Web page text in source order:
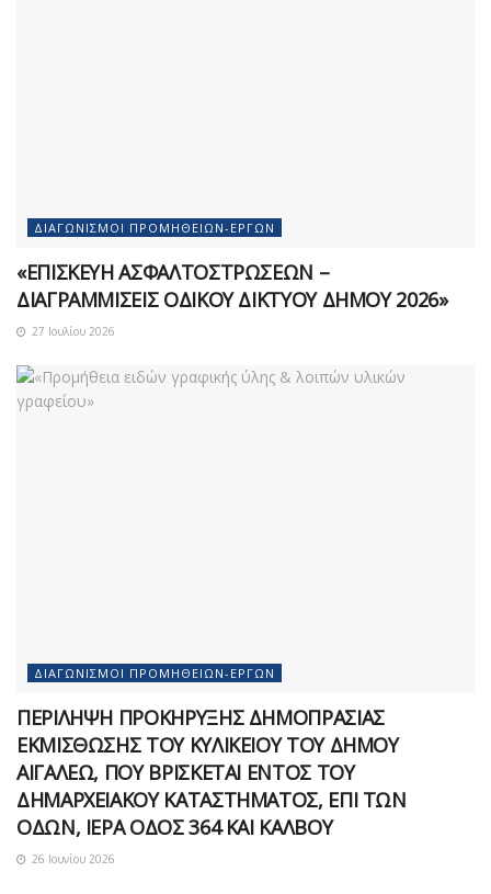
ΔΙΑΓΩΝΙΣΜΟΊ ΠΡΟΜΗΘΕΙΏΝ-ΈΡΓΩΝ
«ΕΠΙΣΚΕΥΗ ΑΣΦΑΛΤΟΣΤΡΩΣΕΩΝ –
ΔΙΑΓΡΑΜΜΙΣΕΙΣ ΟΔΙΚΟΥ ΔΙΚΤΥΟΥ ΔΗΜΟΥ 2026»
27 Ιουλίου 2026
ΔΙΑΓΩΝΙΣΜΟΊ ΠΡΟΜΗΘΕΙΏΝ-ΈΡΓΩΝ
ΠΕΡΙΛΗΨΗ ΠΡΟΚΗΡΥΞΗΣ ΔΗΜΟΠΡΑΣΙΑΣ
ΕΚΜΙΣΘΩΣΗΣ ΤΟΥ ΚΥΛΙΚΕΙΟΥ ΤΟΥ ΔΗΜΟΥ
ΑΙΓΑΛΕΩ, ΠΟΥ ΒΡΙΣΚΕΤΑΙ ΕΝΤΟΣ ΤΟΥ
ΔΗΜΑΡΧEΙΑΚΟΥ ΚΑΤΑΣΤΗΜΑΤΟΣ, ΕΠΙ ΤΩΝ
ΟΔΩΝ, ΙΕΡΑ ΟΔΟΣ 364 ΚΑΙ ΚΑΛΒΟΥ
26 Ιουνίου 2026